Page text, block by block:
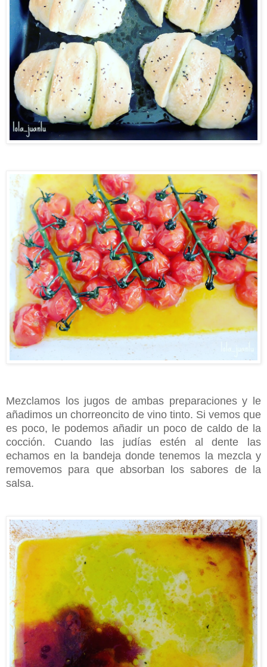
Mezclamos los jugos de ambas preparaciones y le
añadimos un chorreoncito de vino tinto. Si vemos que
es poco, le podemos añadir un poco de caldo de la
cocción. Cuando las judías estén al dente las
echamos en la bandeja donde tenemos la mezcla y
removemos para que absorban los sabores de la
salsa.